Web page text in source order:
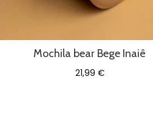
Mochila bear Bege Inaiê
21,99 €